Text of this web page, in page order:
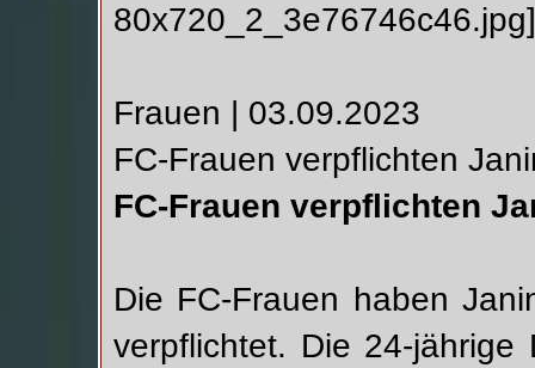
Frauen | 03.09.2023
FC-Frauen verpflichten
FC-Frauen verpflichten
Die FC-Frauen haben
verpflichtet. Die 24-